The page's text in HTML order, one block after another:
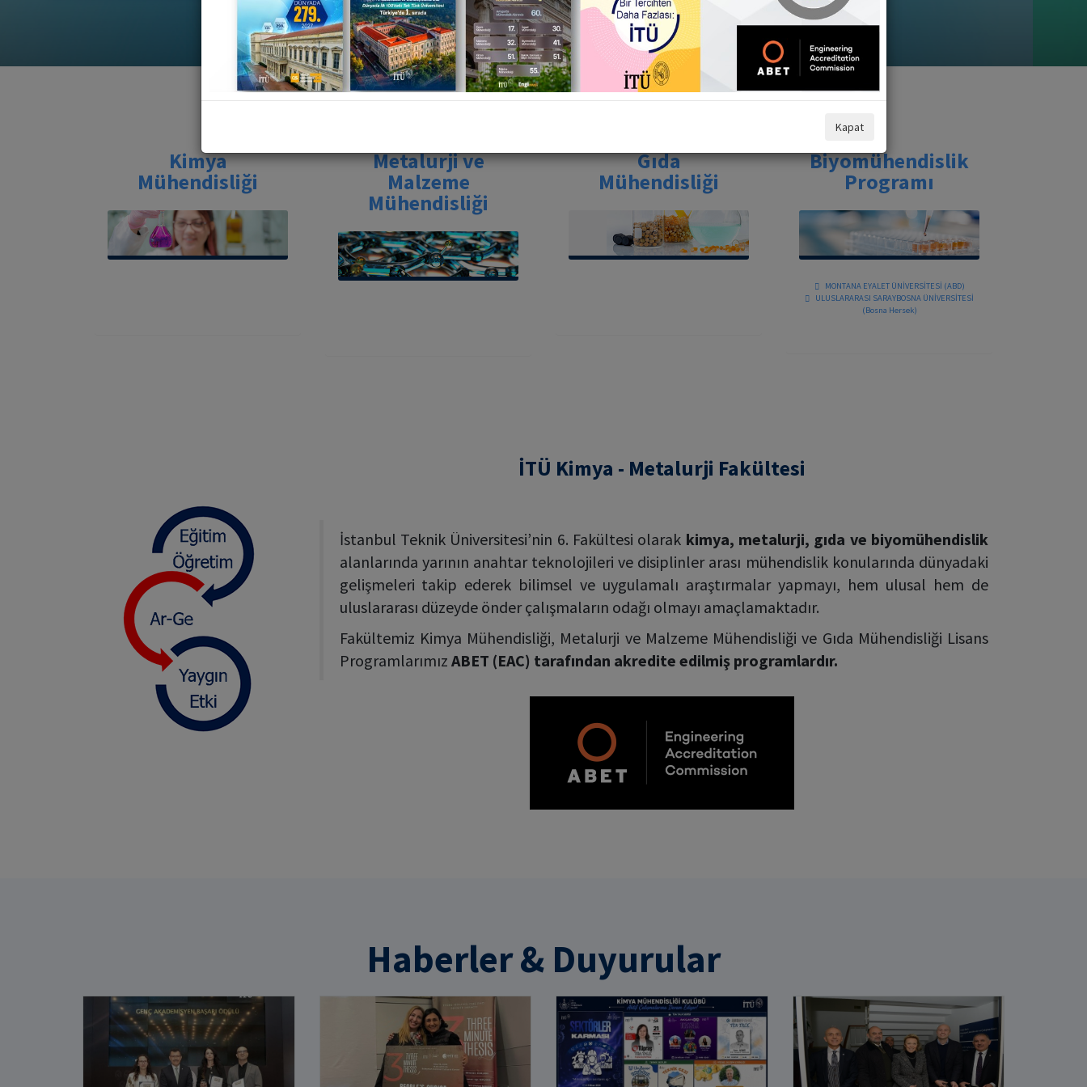
Bölümler
Kimya
Mühendisliği
Metalurji ve
Malzeme
Mühendisliği
Gıda
Mühendisliği
Biyomühendislik
Programı
MONTANA EYALET ÜNİVERSİTESİ (ABD)
ULUSLARARASI SARAYBOSNA ÜNİVERSİTESİ
(Bosna Hersek)
İTÜ Kimya - Metalurji Fakültesi
İstanbul Teknik Üniversitesi’nin 6. Fakültesi olarak kimya, metalurji, gıda ve biyomühendislik
alanlarında yarının anahtar teknolojileri ve disiplinler arası mühendislik konularında dünyadaki
gelişmeleri takip ederek bilimsel ve uygulamalı araştırmalar yapmayı, hem ulusal hem de
uluslararası düzeyde önder çalışmaların odağı olmayı amaçlamaktadır.
Fakültemiz Kimya Mühendisliği, Metalurji ve Malzeme Mühendisliği ve Gıda Mühendisliği Lisans
Programlarımız ABET (EAC) tarafından akredite edilmiş programlardır.
Haberler & Duyurular
Kapat